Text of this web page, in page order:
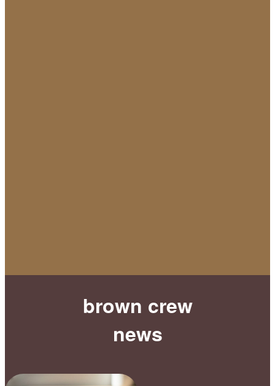
brown crew
news